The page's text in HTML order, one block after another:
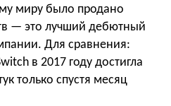
миру было продано
— это лучший дебютный
Для сравнения:
в 2017 году достигла
только спустя месяц